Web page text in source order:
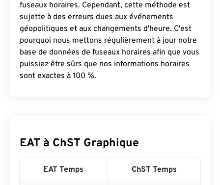
fuseaux horaires. Cependant, cette méthode est
sujette à des erreurs dues aux événements
géopolitiques et aux changements d'heure. C'est
pourquoi nous mettons régulièrement à jour notre
base de données de fuseaux horaires afin que vous
puissiez être sûrs que nos informations horaires
sont exactes à 100 %.
EAT à ChST Graphique
EAT Temps ChST Temps